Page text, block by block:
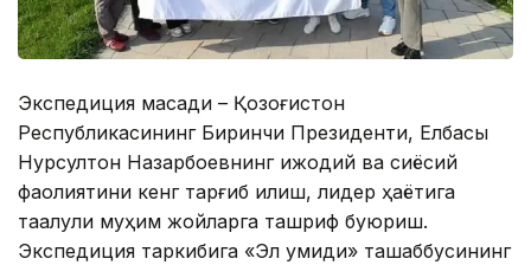
Экспедиция мақсади – Қозоғистон
Республикасининг Биринчи Президенти, Елбасы
Нурсултон Назарбоевнинг ижодий ва сиёсий
фаолиятини кенг тарғиб қилиш, лидер ҳаётига
таалуқли муҳим жойларга ташриф буюриш.
Экспедиция таркибига «Эл умиди» ташаббусининг